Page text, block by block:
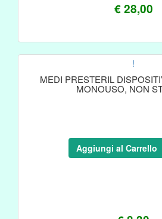
€ 28,00
!
MEDI PRESTERIL
MONOUSO, NON
Aggiungi al Carrello